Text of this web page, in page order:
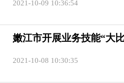
2021-10-09 10:36:54
嫩江市开展业务技能“大
2021-10-08 10:30:35